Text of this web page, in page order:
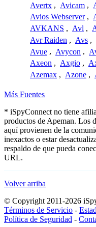
Avertx , Avicam ,
Avios Webserver ,
AVKANS , Avl ,
Avr Raiden , Avs ,
Avue , Avycon ,
Axeon , Axgio ,
Azemax , Azone ,
Más Fuentes
* iSpyConnect no tiene
productos de Apeman. Los
aquí provienen de la
inexactos o estar
respaldo de que pueda
URL.
Volver arriba
© Copyright 2011-2026
Términos de Servicio -
Política de Seguridad -